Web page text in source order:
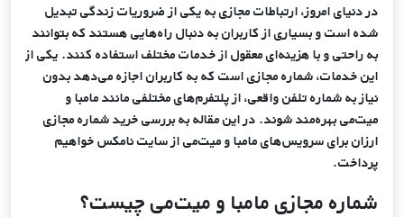
در دنیای امروز، ارتباطات مجازی به یکی از ضروریات زندگی تبدیل
شده است و بسیاری از کاربران به دنبال راه‌هایی هستند که بتوانند
به راحتی و با هزینه‌ای معقول از خدمات مختلف استفاده کنند. یکی از
این خدمات، شماره مجازی است که به کاربران اجازه می‌دهد بدون
نیاز به شماره تلفن واقعی، از پلتفرم‌های مختلفی مانند مامبا و
میت‌می بهره‌مند شوند. در این مقاله به بررسی خرید شماره مجازی
ارزان برای سرویس‌های مامبا و میت‌می از سایت نامکس خواهیم
پرداخت.
شماره مجازی مامبا و میت‌می چیست؟